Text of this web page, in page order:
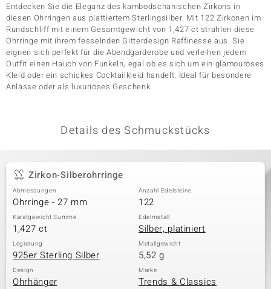
Entdecken Sie die Eleganz des kambodschanischen Zirkons in
diesen Ohrringen aus plattiertem Sterlingsilber. Mit 122 Zirkonen im
Rundschliff mit einem Gesamtgewicht von 1,427 ct strahlen diese
Ohrringe mit ihrem fesselnden Gitterdesign Raffinesse aus. Sie
eignen sich perfekt für die Abendgarderobe und verleihen jedem
Outfit einen Hauch von Funkeln, egal ob es sich um ein glamouröses
Kleid oder ein schickes Cocktailkleid handelt. Ideal für besondere
Anlässe oder als luxuriöses Geschenk.
Details des Schmuckstücks
Zirkon-Silberohrringe
Abmessungen
Ohrringe - 27 mm
Anzahl Edelsteine
122
Karatgewicht Summe
1,427 ct
Edelmetall
Silber, platiniert
Legierung
925er Sterling Silber
Metallgewicht
5,52 g
Design
Ohrhänger
Marke
Trends & Classics